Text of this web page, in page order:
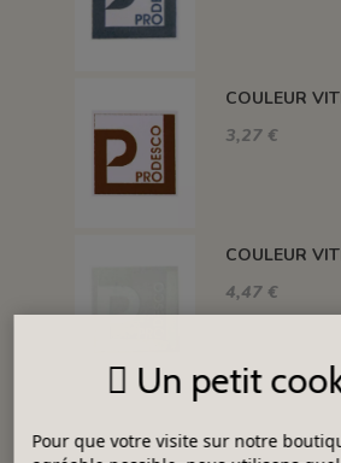
3,27 €
4,47 €
Un petit
Pour que votre visite sur notre